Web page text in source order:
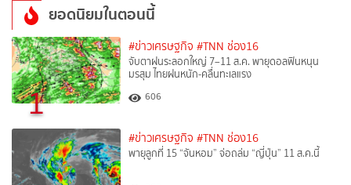
ยอดนิยมในตอนนี้
1
#ข่าวเศรษฐกิจ #TNN ช่อง16
จับตาฝนระลอกใหญ่ 7–11 ส.ค. พายุดอลฟินหนุน
มรสุม ไทยฝนหนัก-คลื่นทะเลแรง
606
#ข่าวเศรษฐกิจ #TNN ช่อง16
พายุลูกที่ 15 “จันหอม” จ่อถล่ม “ญี่ปุ่น” 11 ส.ค.นี้